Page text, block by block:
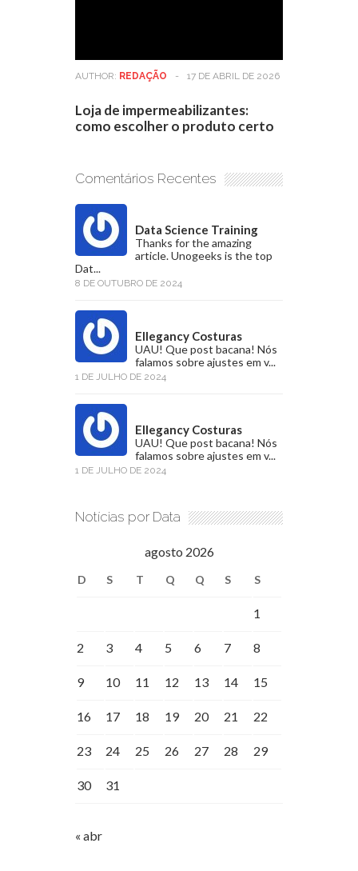
AUTHOR: REDAÇÃO - 17 DE ABRIL DE 2026
Loja de impermeabilizantes:
como escolher o produto certo
Comentários Recentes
Data Science Training
Thanks for the amazing
article. Unogeeks is the top
Dat...
8 DE OUTUBRO DE 2024
Ellegancy Costuras
UAU! Que post bacana! Nós
falamos sobre ajustes em v...
1 DE JULHO DE 2024
Ellegancy Costuras
UAU! Que post bacana! Nós
falamos sobre ajustes em v...
1 DE JULHO DE 2024
Notícias por Data
agosto 2026
D S T Q Q S S
1
2 3 4 5 6 7 8
9 10 11 12 13 14 15
16 17 18 19 20 21 22
23 24 25 26 27 28 29
30 31
« abr